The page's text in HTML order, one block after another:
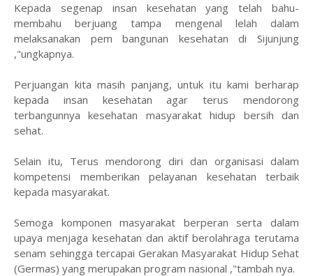
Kepada segenap insan kesehatan yang telah bahu-
membahu berjuang tampa mengenal lelah dalam
melaksanakan pem bangunan kesehatan di Sijunjung
,"ungkapnya.
Perjuangan kita masih panjang, untuk itu kami berharap
kepada insan kesehatan agar terus mendorong
terbangunnya kesehatan masyarakat hidup bersih dan
sehat.
Selain itu, Terus mendorong diri dan organisasi dalam
kompetensi memberikan pelayanan kesehatan terbaik
kepada masyarakat.
Semoga komponen masyarakat berperan serta dalam
upaya menjaga kesehatan dan aktif berolahraga terutama
senam sehingga tercapai Gerakan Masyarakat Hidup Sehat
(Germas) yang merupakan program nasional ,"tambah nya.